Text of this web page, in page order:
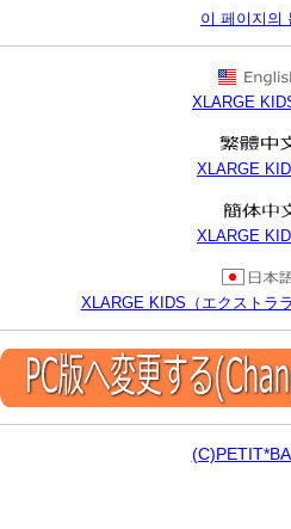
이 페이지의
XLARGE
XLARGE
XLARGE
XLARGE KIDS（エクストラ